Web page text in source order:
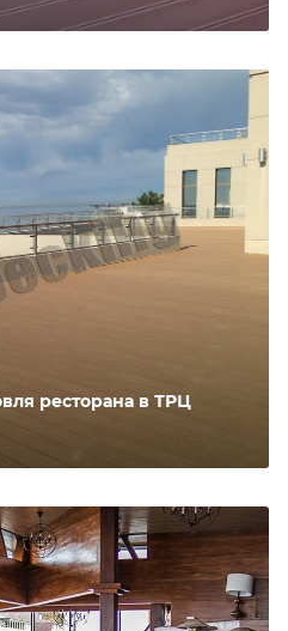
ресторана в ТРЦ